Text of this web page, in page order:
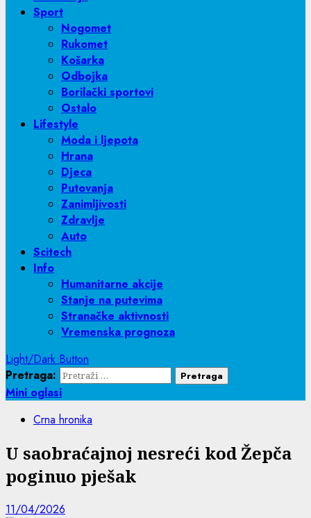
Sport
Nogomet
Rukomet
Košarka
Odbojka
Borilački sportovi
Ostalo
Lifestyle
Moda i ljepota
Hrana
Djeca
Putovanja
Zanimljivosti
Zdravlje
Auto
Scitech
Info
Humanitarne akcije
Stanje na putevima
Stranačke aktivnosti
Vremenska prognoza
Light/Dark Button
Pretraga:
Mini oglasi
Crna hronika
U saobraćajnoj nesreći kod Žepča
poginuo pješak
11/04/2026